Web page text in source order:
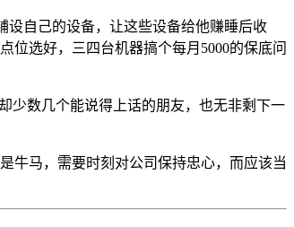
设自己的设备，让这些设备给他赚睡后收
位选好，三四台机器搞个每月5000的保底问
少数几个能说得上话的朋友，也无非剩下一
牛马，需要时刻对公司保持忠心，而应该当